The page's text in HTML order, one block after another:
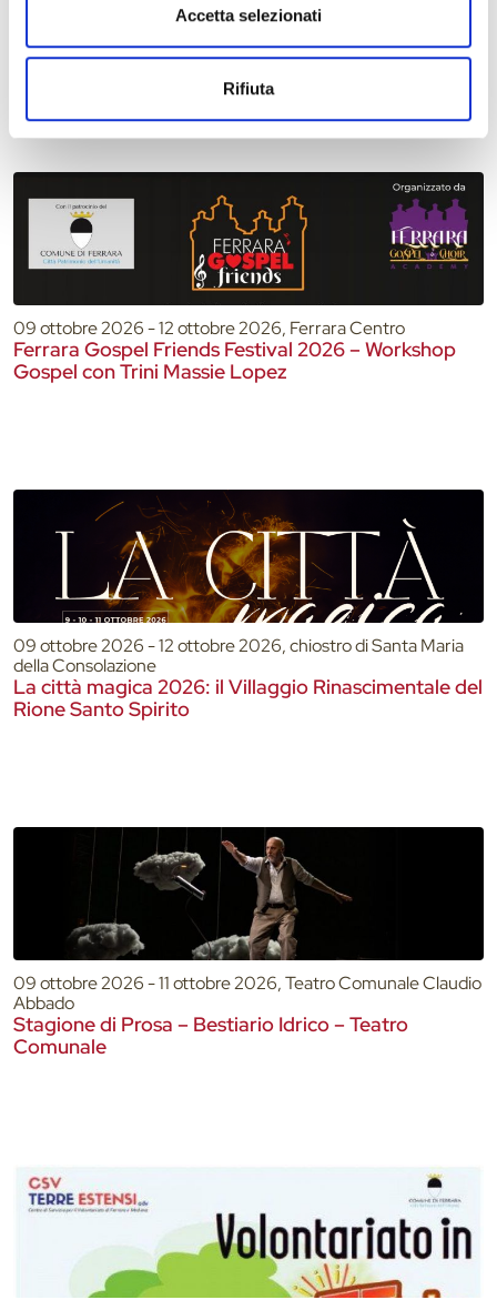
Accetta selezionati
Rifiuta
09 ottobre 2026 - 12 ottobre 2026, Ferrara Piazza Trento
Il cibo è chi lo fa
09 ottobre 2026 - 12 ottobre 2026, Ferrara Centro
Ferrara Gospel Friends Festival 2026 – Workshop
Gospel con Trini Massie Lopez
09 ottobre 2026 - 12 ottobre 2026, chiostro di Santa Maria
della Consolazione
La città magica 2026: il Villaggio Rinascimentale del
Rione Santo Spirito
09 ottobre 2026 - 11 ottobre 2026, Teatro Comunale Claudio
Abbado
Stagione di Prosa – Bestiario Idrico – Teatro
Comunale